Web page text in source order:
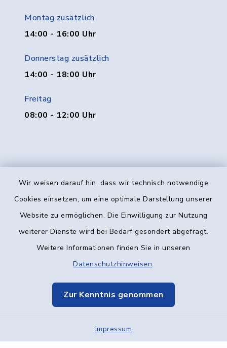
Wir weisen darauf hin, dass wir technisch notwendige
Cookies einsetzen, um eine optimale Darstellung unserer
Website zu ermöglichen. Die Einwilligung zur Nutzung
weiterer Dienste wird bei Bedarf gesondert abgefragt.
Weitere Informationen finden Sie in unseren
Datenschutzhinweisen.
Zur Kenntnis genommen
Impressum
Montag zusätzlich
14:00 - 16:00 Uhr
Donnerstag zusätzlich
14:00 - 18:00 Uhr
Freitag
08:00 - 12:00 Uhr
Kontakt
Datenschutz
Elektronische Kommunikation
Sitemap